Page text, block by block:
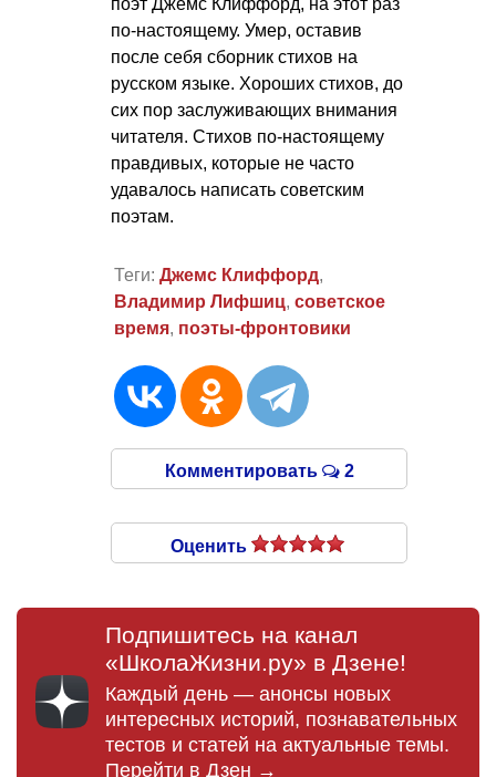
поэт Джемс Клиффорд, на этот раз
по-настоящему. Умер, оставив
после себя сборник стихов на
русском языке. Хороших стихов, до
сих пор заслуживающих внимания
читателя. Стихов по-настоящему
правдивых, которые не часто
удавалось написать советским
поэтам.
Теги: Джемс Клиффорд,
Владимир Лифшиц, советское
время, поэты-фронтовики
Комментировать 2
Оценить
Подпишитесь на канал
«ШколаЖизни.ру» в Дзене!
Каждый день — анонсы новых
интересных историй, познавательных
тестов и статей на актуальные темы.
Перейти в Дзен →